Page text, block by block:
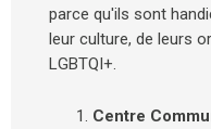
parce qu'ils sont
leur culture, de leurs
LGBTQI+.
Centre